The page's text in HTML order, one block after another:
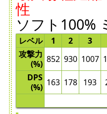
性
ソフト100%
レベル 1 2
3
攻撃力
(%) 852 930 1007
DPS
(%) 163 178 193